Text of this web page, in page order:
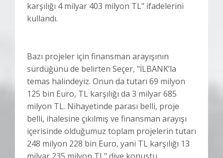
karşılığı 4 milyar 403 milyon TL" ifadelerini
kullandı.
Bazı projeler için finansman arayışının
sürdüğünü de belirten Seçer, "İLBANK’la
temas halindeyiz. Onun da tutarı 69 milyon
125 bin Euro, TL karşılığı da 3 milyar 685
milyon TL. Nihayetinde parası belli, proje
belli, ihalesine çıkılmış ve finansman arayışı
içerisinde olduğumuz toplam projelerin tutarı
248 milyon 228 bin Euro, yani TL karşılığı 13